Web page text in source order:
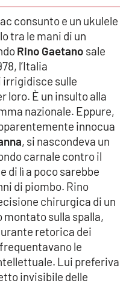
consunto e un ukulele
tra le mani di un
Rino Gaetano sale
l’Italia
sulle
loro. È un insulto alla
nazionale. Eppure,
innocua
, si nascondeva un
carnale contro il
di lì a poco sarebbe
di piombo. Rino
chirurgica di un
sulla spalla,
retorica dei
le
Lui preferiva
invisibile delle